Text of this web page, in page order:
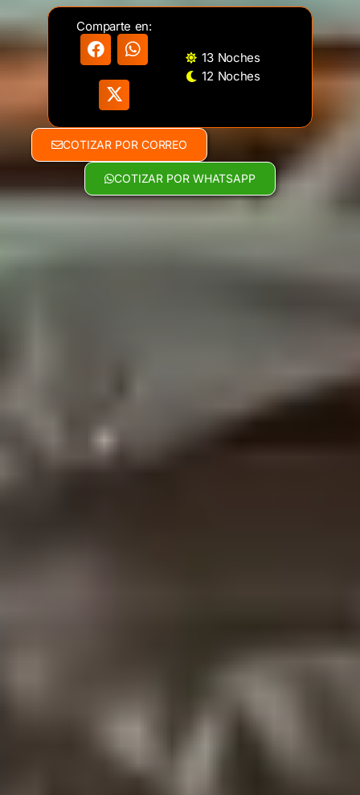
Comparte en:
13 Noches
12 Noches
COTIZAR POR CORREO
COTIZAR POR WHATSAPP